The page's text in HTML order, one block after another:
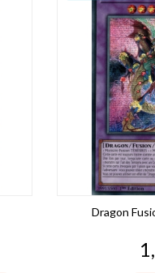
Dragon